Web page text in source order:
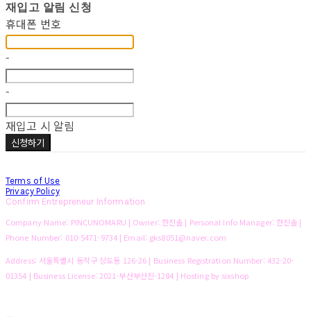
재입고 알림 신청
휴대폰 번호
-
-
재입고 시 알림
신청하기
Terms of Use
Privacy Policy
Confirm Entrepreneur Information
Company Name: PINCUNOMARU | Owner: 한진솔 | Personal Info Manager: 한진솔 |
Phone Number: 010-5471-9734 | Email: gks8051@naver.com
Address: 서울특별시 동작구 상도동 126-26 | Business Registration Number: 432-20-
01354 | Business License: 2021-부산부산진-1284 | Hosting by sixshop